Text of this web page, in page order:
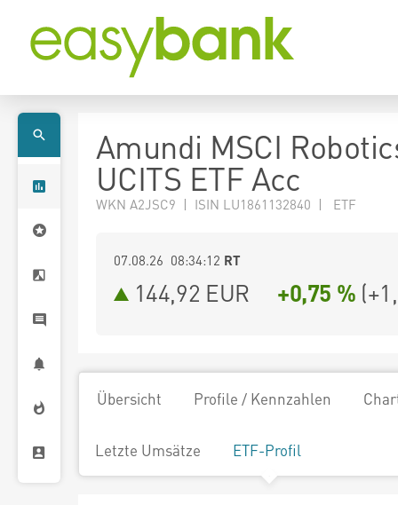
Amundi MSCI
UCITS ETF Acc
WKN A2JSC9 | ISIN LU1861132840 | ETF
07.08.26 08:34:12 RT
144,92 EUR +0,75 % (
Übersicht Profile / Kennzahlen
Letzte Umsätze ETF-Profil